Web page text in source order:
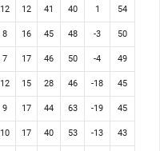
12 12 41 40 1 54
8 16 45 48 -3 50
7 17 46 50 -4 49
12 15 28 46 -18 45
9 17 44 63 -19 45
10 17 40 53 -13 43